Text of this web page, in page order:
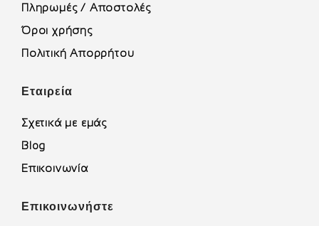
Πληρωμές / Αποστολές
Όροι χρήσης
Πολιτική Απορρήτου
Εταιρεία
Σχετικά με εμάς
Blog
Επικοινωνία
Επικοινωνήστε